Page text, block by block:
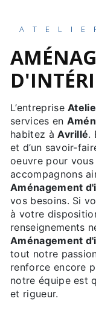
AMÉNAGEMENT
L’entreprise
services en
habitez àAvrillé.
et d’un savoir-
oeuvre pour
accompagnons
Aménagement
vos besoins. Si
à votre
renseignements
Aménagement
tout notre
renforce encore
notre équipe est
et rigueur.